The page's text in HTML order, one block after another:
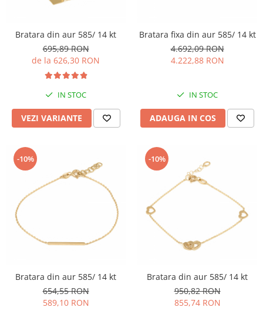
Bratara din aur 585/ 14 kt
695,89 RON
de la 626,30 RON
IN STOC
VEZI VARIANTE
Bratara fixa din aur 585/ 14 kt
4.692,09 RON
4.222,88 RON
IN STOC
ADAUGA IN COS
-10%
Bratara din aur 585/ 14 kt
654,55 RON
589,10 RON
-10%
Bratara din aur 585/ 14 kt
950,82 RON
855,74 RON